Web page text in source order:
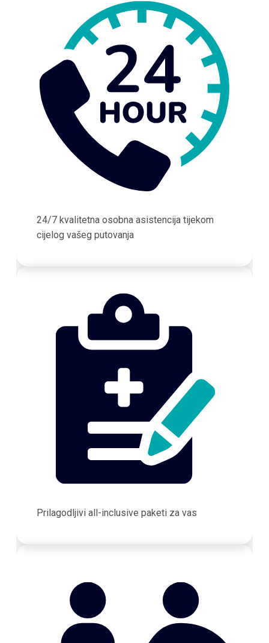
24/7 kvalitetna osobna asistencija tijekom
cijelog vašeg putovanja
Prilagodljivi all-inclusive paketi za vas